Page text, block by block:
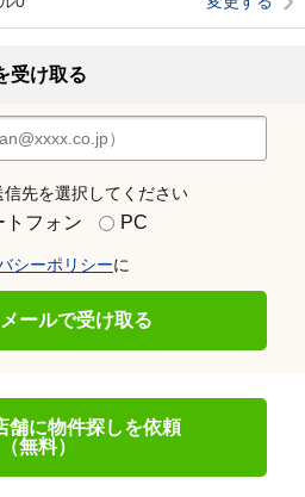
受け取る
先を選択してください
トフォン PC
シーポリシーに
ールで受け取る
舗に物件探しを依頼
（無料）